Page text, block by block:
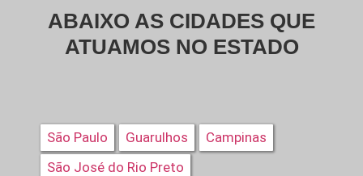
ABAIXO AS CIDADES QUE
ATUAMOS NO ESTADO
São Paulo Guarulhos
Campinas
São José do Rio Preto